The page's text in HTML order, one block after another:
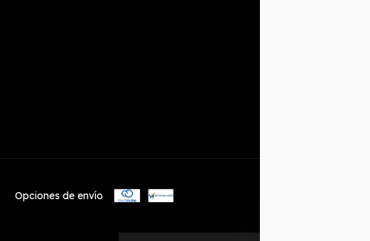
Opciones de envío